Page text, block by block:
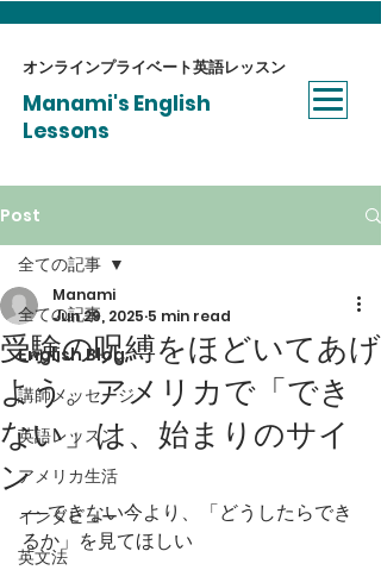
オンラインプライベート​英語レッスン
Manami's English
Lessons
Post
全ての記事
English Blog
講師メッセージ
英語レッスン
アメリカ生活
インタビュー
英文法
全ての記事
受験の呪縛をほどいてあげ
よう。アメリカで「でき
ない」は、始まりのサイ
ン
Manami
Jun 29, 2025 5 min read
──できない今より、「どうしたらでき
るか」を見てほしい